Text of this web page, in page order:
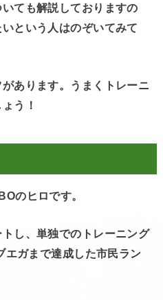
ても解説しておりますの
という人はのぞいてみて
あります。うまくトレーニ
う！
のヒロです。
し、単独でのトレーニング
エガまで達成した市民ラン